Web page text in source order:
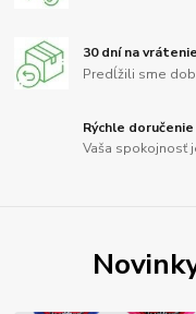
30 dní na
Predĺžili sme
Rýchle
Vaša spokojnosť